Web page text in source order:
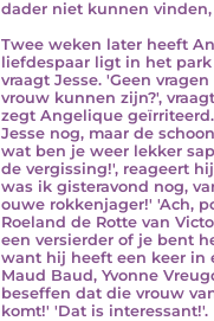
dader niet kunnen
Twee weken later heeft
liefdespaar ligt in het
vraagt Jesse. 'Geen
vrouw kunnen zijn?',
zegt Angelique
Jesse nog, maar de
wat ben je weer lekker
de vergissing!', reageert
was ik gisteravond nog,
ouwe rokkenjager!' 'Ach,
Roeland de Rotte van
een versierder of je bent
want hij heeft een keer in
Maud Baud, Yvonne
beseffen dat die vrouw
komt!' 'Dat is interessant!'.